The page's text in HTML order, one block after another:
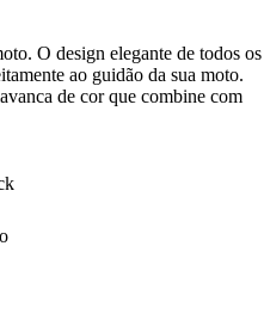
O design elegante de todos os
ao guidão da sua moto.
de cor que combine com